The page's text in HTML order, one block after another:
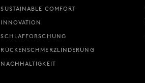
SUSTAINABLE COMFORT
INNOVATION
SCHLAFFORSCHUNG
RÜCKENSCHMERZLINDERUNG
NACHHALTIGKEIT